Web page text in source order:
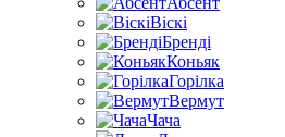
Віскі
Бренді
Коньяк
Горілка
Вермут
Чача